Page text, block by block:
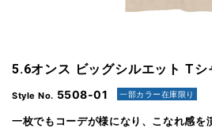
5.6オンス ビッグシルエット Tシ
Style No. 5508-01 一部カラー在庫限り
一枚でもコーデが様になり、こなれ感を